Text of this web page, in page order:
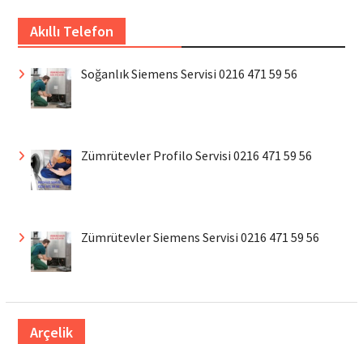
Akıllı Telefon
Soğanlık Siemens Servisi 0216 471 59 56
Zümrütevler Profilo Servisi 0216 471 59 56
Zümrütevler Siemens Servisi 0216 471 59 56
Arçelik